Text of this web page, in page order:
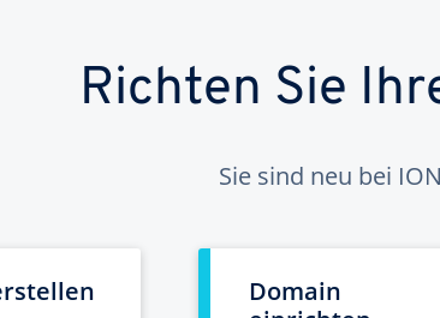
Richten Sie
Sie sind neu bei
Domain